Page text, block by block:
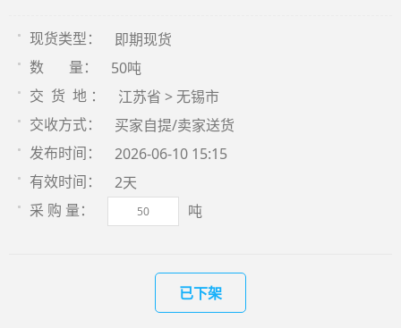
现货类型： 即期现货
数 量： 50吨
交 货 地 ： 江苏省 > 无锡市
交收方式： 买家自提/卖家送货
发布时间： 2026-06-10 15:15
有效时间： 2天
采 购 量： 吨
已下架